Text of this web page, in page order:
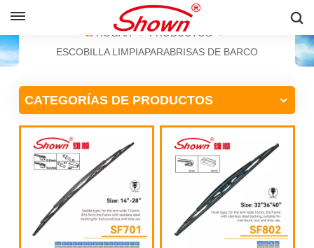
Pусский
Español
中文
HOGAR
PRODUCTOS
ESCOBILLA LIMPIAPARABRISAS DE BARCO
CATEGORÍAS DE PRODUCTOS